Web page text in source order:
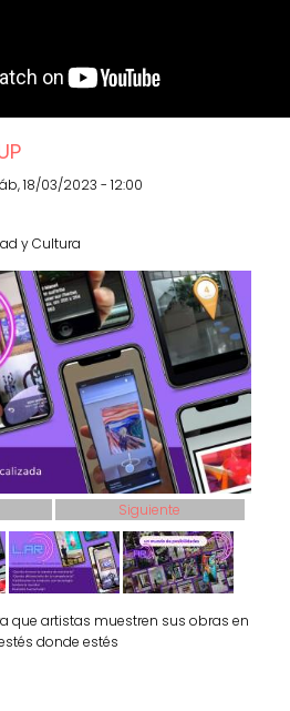
18/03/2023 - 12:00
y Cultura
Siguiente
que artistas muestren sus obras en
donde estés